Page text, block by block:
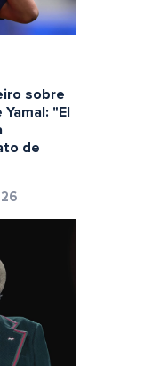
sobre
"El
de